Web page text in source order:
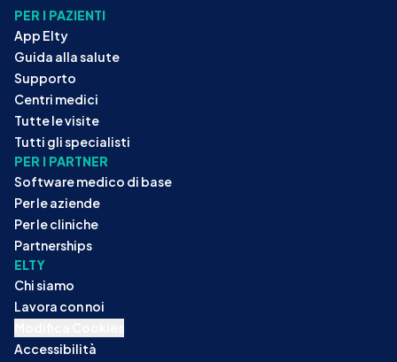
PER I PAZIENTI
App Elty
Guida alla salute
Supporto
Centri medici
Tutte le visite
Tutti gli specialisti
PER I PARTNER
Software medico di base
Per le aziende
Per le cliniche
Partnerships
ELTY
Chi siamo
Lavora con noi
Accessibilità